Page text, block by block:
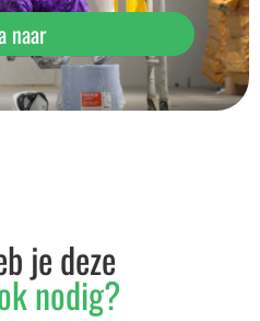
naar
je deze
nodig?